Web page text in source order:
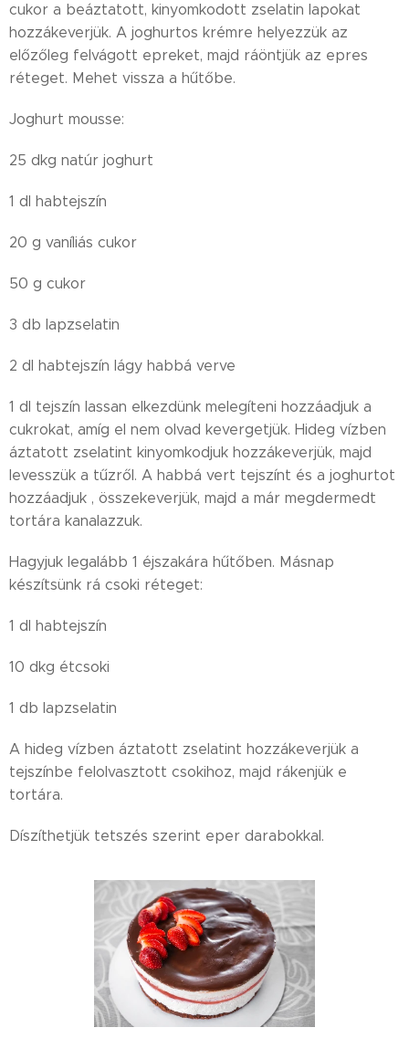
cukor a beáztatott, kinyomkodott zselatin lapokat
hozzákeverjük. A joghurtos krémre helyezzük az
előzőleg felvágott epreket, majd ráöntjük az epres
réteget. Mehet vissza a hűtőbe.
Joghurt mousse:
25 dkg natúr joghurt
1 dl habtejszín
20 g vaníliás cukor
50 g cukor
3 db lapzselatin
2 dl habtejszín lágy habbá verve
1 dl tejszín lassan elkezdünk melegíteni hozzáadjuk a
cukrokat, amíg el nem olvad kevergetjük. Hideg vízben
áztatott zselatint kinyomkodjuk hozzákeverjük, majd
levesszük a tűzről. A habbá vert tejszínt és a joghurtot
hozzáadjuk , összekeverjük, majd a már megdermedt
tortára kanalazzuk.
Hagyjuk legalább 1 éjszakára hűtőben. Másnap
készítsünk rá csoki réteget:
1 dl habtejszín
10 dkg étcsoki
1 db lapzselatin
A hideg vízben áztatott zselatint hozzákeverjük a
tejszínbe felolvasztott csokihoz, majd rákenjük e
tortára.
Díszíthetjük tetszés szerint eper darabokkal.